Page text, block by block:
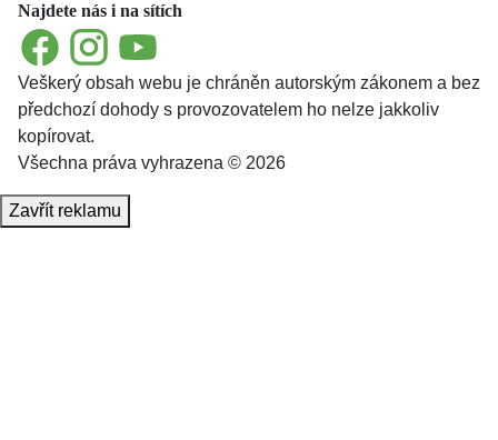
Najdete nás i na sítích
FacebookInstagramYouTube
Veškerý obsah webu je chráněn autorským zákonem a bez
předchozí dohody s provozovatelem ho nelze jakkoliv
kopírovat.
Všechna práva vyhrazena © 2026
Zavřít reklamu